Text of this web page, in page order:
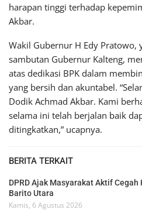
harapan tinggi terhadap
Akbar.
Wakil Gubernur H Edy Pratowo,
sambutan Gubernur Kalteng,
atas dedikasi BPK dalam
yang bersih dan akuntabel.
Dodik Achmad Akbar. Kami
selama ini telah berjalan baik
ditingkatkan,” ucapnya.
BERITA TERKAIT
DPRD Ajak Masyarakat Aktif Cegah
Barito Utara
Kamis, 6 Agustus 2026